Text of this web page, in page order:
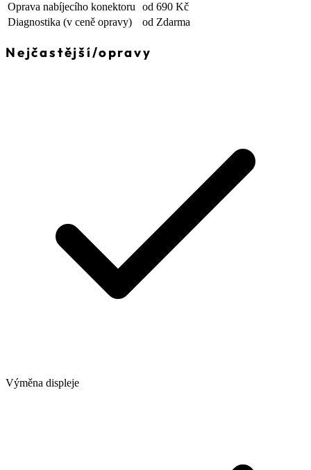
Oprava nabíjecího konektoru
od 690 Kč
Diagnostika (v ceně opravy) od Zdarma
Nejčastější/opravy
Výměna displeje